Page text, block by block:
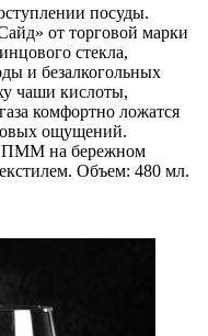
посуды.
от торговой марки
стекла,
и безалкогольных
чаши кислоты,
комфортно ложатся
ощущений.
ПММ на бережном
Объем: 480 мл.